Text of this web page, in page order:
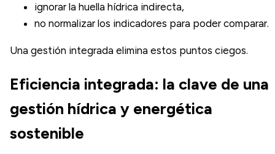
ignorar la huella hídrica indirecta,
no normalizar los indicadores para poder comparar.
Una gestión integrada elimina estos puntos ciegos.
Eficiencia integrada: la clave de una
gestión hídrica y energética
sostenible